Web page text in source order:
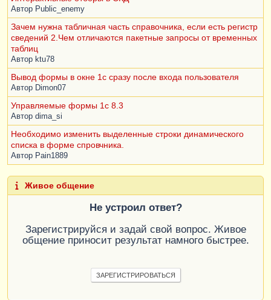
Автор Public_enemy
Зачем нужна табличная часть справочника, если есть регистр
сведений 2.Чем отличаются пакетные запросы от временных
таблиц
Автор ktu78
Вывод формы в окне 1с сразу после входа пользователя
Автор Dimon07
Управляемые формы 1с 8.3
Автор dima_si
Необходимо изменить выделенные строки динамического
списка в форме спровчника.
Автор Pain1889
Живое общение
Не устроил ответ?
Зарегистрируйся и задай свой вопрос. Живое
общение приносит результат намного быстрее.
ЗАРЕГИСТРИРОВАТЬСЯ